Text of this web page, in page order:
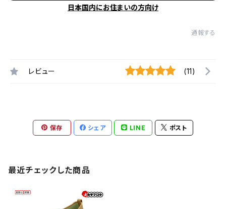
日本国内にお住まいの方向け
通報する
レビュー (11)
保存 シェア LINE ポスト
最近チェックした商品